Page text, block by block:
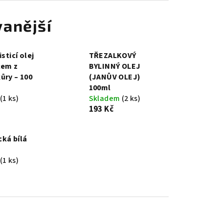
olej
z
– 100
(1 ks)
TŘEZALKOVÝ
BYLINNÝ OLEJ
(JANŮV OLEJ)
100ml
Skladem (2 ks)
193 Kč
bílá
(1 ks)